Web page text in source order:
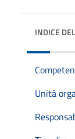
INDICE
Unità